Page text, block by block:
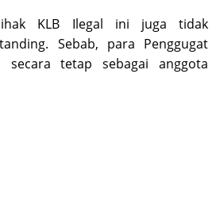
KLB Ilegal ini juga tidak
Sebab, para Penggugat
secara tetap sebagai anggota